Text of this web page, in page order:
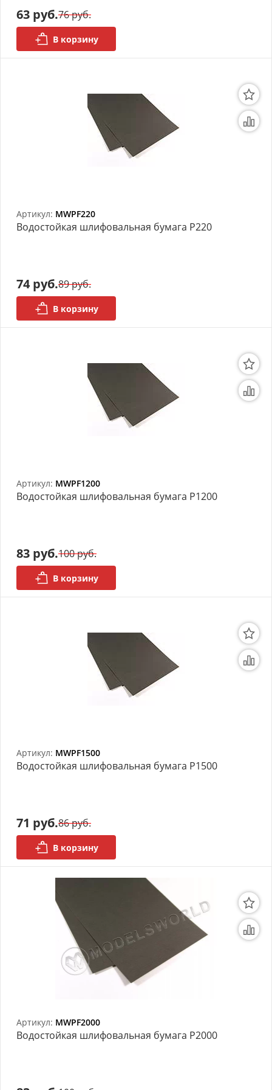
АРХИВ
63 руб.76 руб.
В корзину
Артикул: MWPF220
Bодостойкая шлифовальная бумага P220
74 руб.89 руб.
В корзину
Артикул: MWPF1200
Bодостойкая шлифовальная бумага P1200
83 руб.100 руб.
В корзину
Артикул: MWPF1500
Bодостойкая шлифовальная бумага P1500
71 руб.86 руб.
В корзину
Артикул: MWPF2000
Bодостойкая шлифовальная бумага P2000